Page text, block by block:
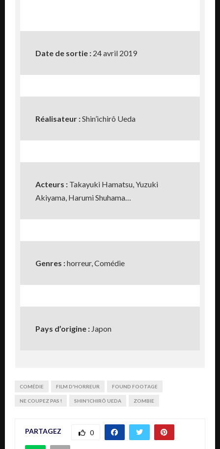
Date de sortie : 24 avril 2019
Réalisateur :Shin’ichirô Ueda
Acteurs : Takayuki Hamatsu, Yuzuki
Akiyama, Harumi Shuhama…
Genres :horreur, Comédie
Pays d’origine : Japon
COMÉDIE FILM D'HORREUR FOUND FOOTAGE
NE COUPEZ PAS ! SHIN'ICHIRÔ UEDA ZOMBIE
PARTAGEZ 0